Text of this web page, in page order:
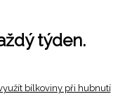
týden.
bílkoviny při hubnutí